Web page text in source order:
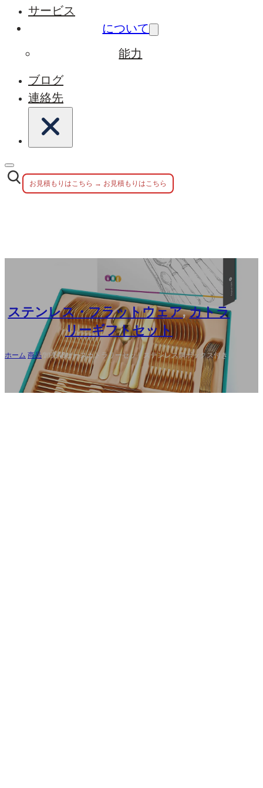
サービス
について
能力
ブログ
連絡先
お見積もりはこちら → お見積もりはこちら
ステンレス・フラットウェア,カトラ
リーギフトセット
ホーム 商品/卸売48ピースカトラリーセットステンレス鋼ボックス付き